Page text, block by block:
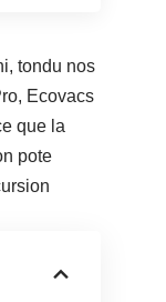
, tondu nos
, Ecovacs
que la
pote